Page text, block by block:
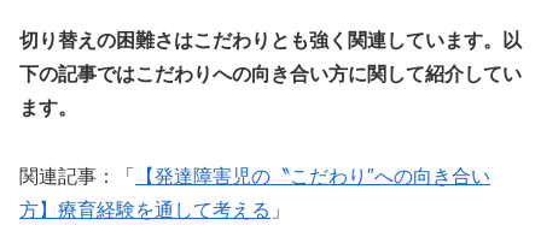
切り替えの困難さはこだわりとも強く関連しています。以
下の記事ではこだわりへの向き合い方に関して紹介してい
ます。
関連記事：「
【発達障害児の〝こだわり″への向き合い
方】療育経験を通して考える 」